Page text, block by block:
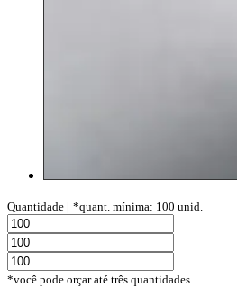
Quantidade | *quant. mínima: 100 unid.
*você pode orçar até três quantidades.